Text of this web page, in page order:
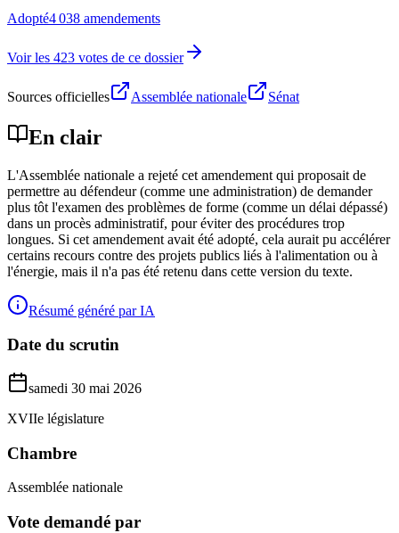
Adopté4 038 amendements
Voir les 423 votes de ce dossier
Sources officielles Assemblée nationale Sénat
En clair
L'Assemblée nationale a rejeté cet amendement qui proposait de
permettre au défendeur (comme une administration) de demander
plus tôt l'examen des problèmes de forme (comme un délai dépassé)
dans un procès administratif, pour éviter des procédures trop
longues. Si cet amendement avait été adopté, cela aurait pu accélérer
certains recours contre des projets publics liés à l'alimentation ou à
l'énergie, mais il n'a pas été retenu dans cette version du texte.
Résumé généré par IA
Date du scrutin
samedi 30 mai 2026
XVIIe législature
Chambre
Assemblée nationale
Vote demandé par